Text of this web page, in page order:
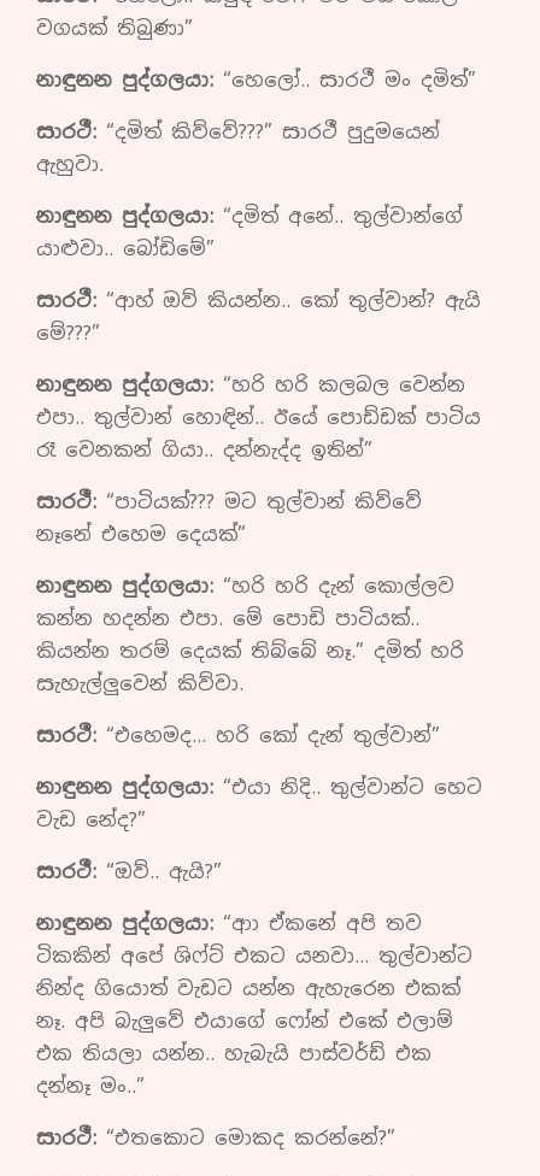
වගයක් තිබුණා”
නාඳුනන පුද්ගලයා: “හෙලෝ.. සාරථී මං දමිත්”
සාරථී: “දමිත් කිව්වේ???” සාරථී පුදුමයෙන්
ඇහුවා.
නාඳුනන පුද්ගලයා: “දමිත් අනේ.. තුල්වාන්ගේ
යාළුවා.. බෝඩිමේ”
සාරථී: “ආහ් ඔව් කියන්න.. කෝ තුල්වාන්? ඇයි
මේ???”
නාඳුනන පුද්ගලයා: “හරි හරි කලබල වෙන්න
එපා.. තුල්වාන් හොඳින්.. ඊයේ පොඩ්ඩක් පාටිය
රෑ වෙනකන් ගියා.. දන්නැද්ද ඉතින්”
සාරථී: “පාටියක්??? මට තුල්වාන් කිව්වේ
නෑනේ එහෙම දෙයක්”
නාඳුනන පුද්ගලයා: “හරි හරි දැන් කොල්ලව
කන්න හදන්න එපා. මේ පොඩි පාටියක්..
කියන්න තරම් දෙයක් තිබ්බේ නෑ.” දමිත් හරි
සැහැල්ලුවෙන් කිව්වා.
සාරථී: “එහෙමද… හරි කෝ දැන් තුල්වාන්”
නාඳුනන පුද්ගලයා: “එයා නිදි.. තුල්වාන්ට හෙට
වැඩ නේද?”
සාරථී: “ඔව්.. ඇයි?”
නාඳුනන පුද්ගලයා: “ආා ඒකනේ අපි තව
ටිකකින් අපේ ශිෆ්ට් එකට යනවා… තුල්වාන්ට
නින්ද ගියොත් වැඩට යන්න ඇහැරෙන එකක්
නෑ. අපි බැලුවේ එයාගේ ෆෝන් එකේ එලාම්
එක තියලා යන්න.. හැබැයි පාස්වර්ඩ් එක
දන්නෑ මං..”
සාරථී: “එතකොට මොකද කරන්නේ?”